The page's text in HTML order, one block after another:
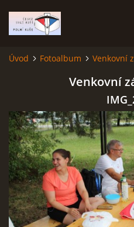
PROPOZICE
VÝSLEDKY ZÁVODŮ
ČESKÝ POHÁR A ČESKÁ LIGA
Úvod Fotoalbum Venkovní
Venkovní